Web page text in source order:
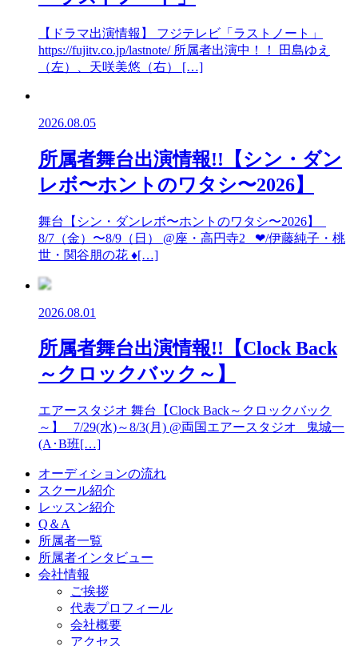
【ドラマ出演情報】 フジテレビ「ラストノート」
https://fujitv.co.jp/lastnote/ 所属者出演中！！ 田島ゆえ
（左）、天咲美悠（右） […]
2026.08.05
所属者舞台出演情報!!【シン・ダン
レボ〜ホントのワタシ〜2026】
舞台【シン・ダンレボ〜ホントのワタシ〜2026】
8/7（金）〜8/9（日） @座・高円寺2 ❤︎/伊藤純子・桃
世・関谷朋の花 ♦︎[…]
2026.08.01
所属者舞台出演情報!!【Clock Back
～クロックバック～】
エアースタジオ 舞台【Clock Back～クロックバック
～】 7/29(水)～8/3(月) @両国エアースタジオ 鬼城一
(A･B班[…]
オーディションの流れ
スクール紹介
レッスン紹介
Q＆A
所属者一覧
所属者インタビュー
会社情報
ご挨拶
代表プロフィール
会社概要
アクセス